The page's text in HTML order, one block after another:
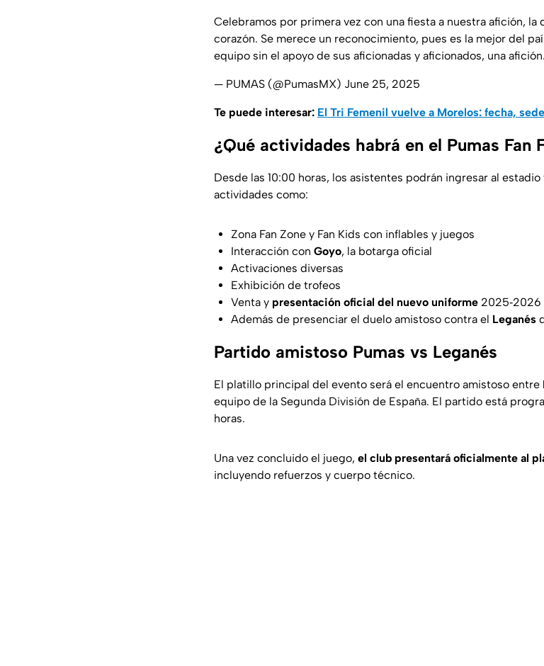
Celebramos por primera vez con una fiesta a nuestra afición, la
corazón. Se merece un reconocimiento, pues es la mejor del
equipo sin el apoyo de sus aficionadas y aficionados, una
— PUMAS (@PumasMX) June 25, 2025
Te puede interesar: El Tri Femenil vuelve a Morelos: fecha,
¿Qué actividades habrá en el Pumas Fan
Desde las 10:00 horas, los asistentes podrán ingresar al
actividades como:
Zona Fan Zone y Fan Kids con inflables y juegos
Interacción con Goyo, la botarga oficial
Activaciones diversas
Exhibición de trofeos
Venta y presentación oficial del nuevo uniforme 2025‑2026
Además de presenciar el duelo amistoso contra el Leganés
Partido amistoso Pumas vs Leganés
El platillo principal del evento será el encuentro amistoso entre
equipo de la Segunda División de España. El partido está
horas.
Una vez concluido el juego, el club presentará oficialmente al
incluyendo refuerzos y cuerpo técnico.